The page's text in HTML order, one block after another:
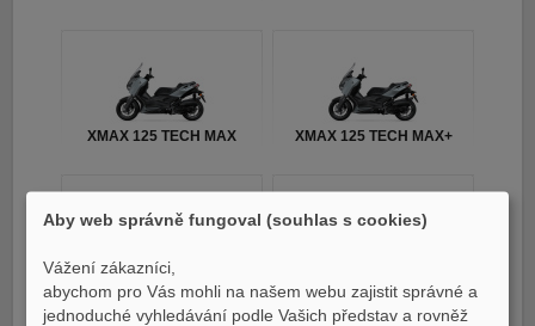
XMAX 125 TECH MAX XMAX 125 TECH MAX+
MT07 / MT07 Y-AMT
EDITION 2023
Aby web správně fungoval (souhlas s cookies)
Vážení zákazníci,
abychom pro Vás mohli na našem webu zajistit správné a
jednoduché vyhledávání podle Vašich představ a rovněž